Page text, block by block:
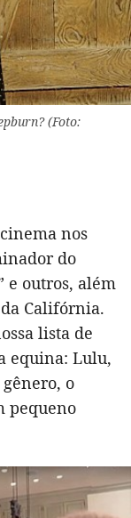
(Foto:
nos
do
e outros, além
Califórnia.
lista de
equina: Lulu,
o
pequeno